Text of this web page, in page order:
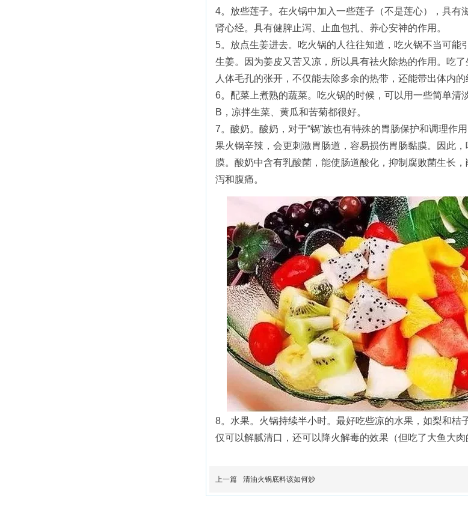
4。放些莲子。在火锅中加入一些莲子（不是莲心），具
肾心经。具有健脾止泻、止血包扎、养心安神的作用。
5。放点生姜进去。吃火锅的人往往知道，吃火锅不当可
生姜。因为姜皮又苦又凉，所以具有祛火除热的作用。吃
人体毛孔的张开，不仅能去除多余的热带，还能带出体内的
6。配菜上煮熟的蔬菜。吃火锅的时候，可以用一些简单
B，凉拌生菜、黄瓜和苦菊都很好。
7。酸奶。酸奶，对于“锅”族也有特殊的胃肠保护和调理作
果火锅辛辣，会更刺激胃肠道，容易损伤胃肠黏膜。因此
膜。酸奶中含有乳酸菌，能使肠道酸化，抑制腐败菌生长
泻和腹痛。
8。水果。火锅持续半小时。最好吃些凉的水果，如梨和
仅可以解腻清口，还可以降火解毒的效果（但吃了大鱼大
上一篇 清油火锅底料该如何炒